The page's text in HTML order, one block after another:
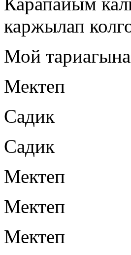
каржылап
Мой
Мектеп
Садик
Садик
Мектеп
Мектеп
Мектеп